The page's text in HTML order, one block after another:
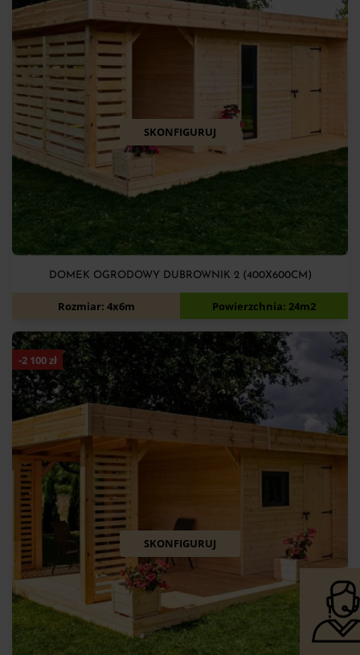
SKONFIGURUJ
DOMEK OGRODOWY DUBROWNIK 2 (400X600CM)
24 000 20 800zł
Rozmiar: 4x6m Powierzchnia: 24m2
-2 100zł
SKONFIGURUJ